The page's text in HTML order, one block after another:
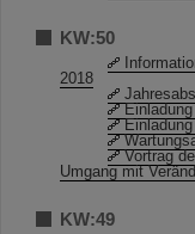
KW:50
2018
Vortrag
Umgang mit
KW:49